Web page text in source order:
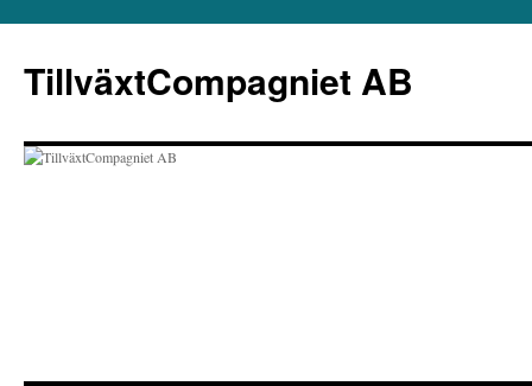
innehåll
TillväxtCompagniet AB